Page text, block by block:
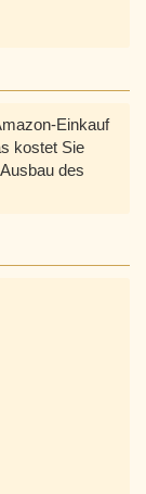
Einkauf
kostet Sie
des